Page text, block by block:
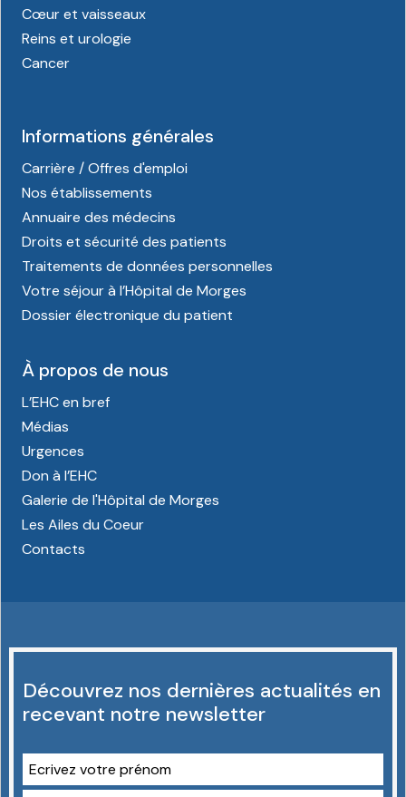
Cœur et vaisseaux
Reins et urologie
Cancer
Informations générales
Carrière / Offres d'emploi
Nos établissements
Annuaire des médecins
Droits et sécurité des patients
Traitements de données personnelles
Votre séjour à l’Hôpital de Morges
Dossier électronique du patient
À propos de nous
L’EHC en bref
Médias
Urgences
Don à l’EHC
Galerie de l'Hôpital de Morges
Les Ailes du Coeur
Contacts
Découvrez nos dernières actualités en
recevant notre newsletter